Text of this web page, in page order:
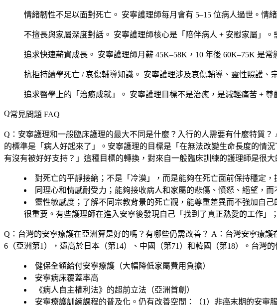
情緒韌性不足以面對死亡。 安寧護理師每月會有 5–15 位病人過世。情
不擅長與家屬深度對話。 安寧護理師核心是「陪伴病人 + 安慰家屬」。
追求快速薪資成長。 安寧護理師月薪 45K–58K，10 年後 60K–75K 是常
抗拒持續學死亡 / 哀傷輔導知識。 安寧護理涉及哀傷輔導、靈性照護、
追求醫學上的「治癒成就」。 安寧護理目標不是治癒，是減輕痛苦 + 尊
常見問題 FAQ
Q：安寧護理和一般臨床護理的最大不同是什麼？入行的人需要有什麼特質？
的標準是「病人好起來了」。安寧護理的目標是「在無法改變生命長度的情
有沒有被好好支持？」這種目標的轉換，對來自一般臨床訓練的護理師是很
對死亡的平靜接納；不是「冷漠」，而是能夠在死亡面前保持穩定，
同理心和情感耐受力；能夠接收病人和家屬的悲傷、憤怒、絕望，而
靈性敏感度；了解不同宗教背景的死亡觀，能尊重差異而不強加自己
很重要。有些護理師在進入安寧後發現自己「找到了真正熱愛的工作
Q：台灣的安寧療護在亞洲算是好的嗎？有哪些仍需改善？ A：台灣安寧療護
6（亞洲第1），遠高於日本（第14）、中國（第71）和韓國（第18）。台灣的
健保全額給付安寧療護（大幅降低家屬費用負擔）
安寧病床覆蓋率高
《病人自主權利法》的超前立法（亞洲首創）
安寧療護訓練課程的普及化。仍有改善空間：（1）非癌末期的安寧